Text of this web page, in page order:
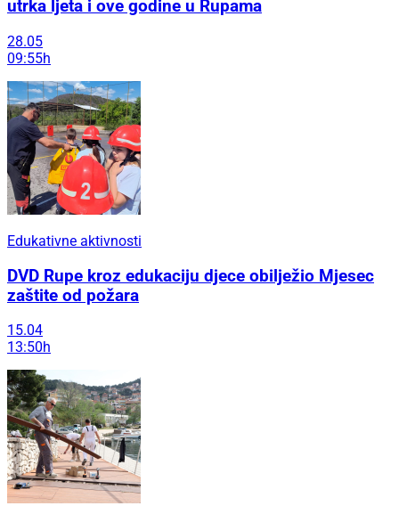
utrka ljeta i ove godine u Rupama
28.05
09:55h
Edukativne aktivnosti
DVD Rupe kroz edukaciju djece obilježio Mjesec
zaštite od požara
15.04
13:50h